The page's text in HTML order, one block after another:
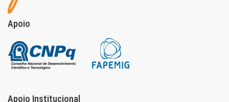
Apoio
Apoio Institucional